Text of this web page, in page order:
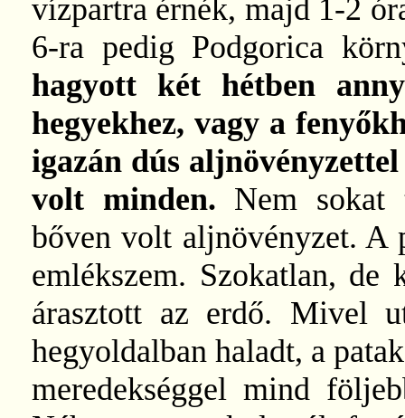
vízpartra érnék, majd 1-2
6-ra pedig Podgorica
hagyott két hétben
hegyekhez, vagy a
igazán dús
volt minden. Nem sokat
bőven volt aljnövényzet. A
emlékszem. Szokatlan, de
árasztott az erdő. Mivel
hegyoldalban haladt, a
meredekséggel mind